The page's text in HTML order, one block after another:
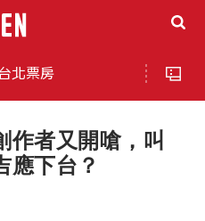
北票房
作者又開嗆，叫
應下台？